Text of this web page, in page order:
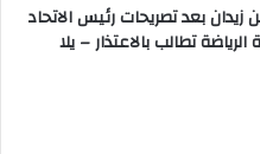
زيدان بعد تصريحات رئيس الاتحاد
تطالب بالاعتذار – يلا